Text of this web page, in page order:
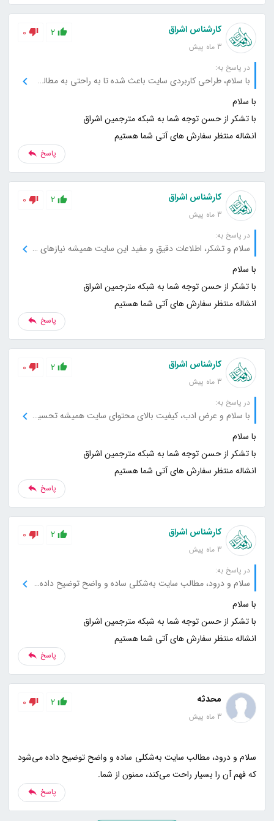
کارشناس اشراق
3 ماه پیش
2
0
در پاسخ به:
با سلام، طراحی کاربردی سایت باعث شده تا به راحتی به مطالب دسترسی پیدا کنم، بسیار ممنونم.
انشاله منتظر سفارش های آتی شما هستیم
پاسخ
کارشناس اشراق
3 ماه پیش
2
0
در پاسخ به:
سلام و تشکر، اطلاعات دقیق و مفید این سایت همیشه نیازهای من را به بهترین شکل برطرف می‌کند، از این بابت متشکرم.
انشاله منتظر سفارش های آتی شما هستیم
پاسخ
کارشناس اشراق
3 ماه پیش
2
0
در پاسخ به:
با سلام و عرض ادب، کیفیت بالای محتوای سایت همیشه تحسین‌برانگیز بوده و برای آن قدردانی می‌کنم.
انشاله منتظر سفارش های آتی شما هستیم
پاسخ
کارشناس اشراق
3 ماه پیش
2
0
در پاسخ به:
سلام و درود، مطالب سایت به‌شکلی ساده و واضح توضیح داده می‌شود که فهم آن را بسیار راحت می‌کند، ممنون از شما.
انشاله منتظر سفارش های آتی شما هستیم
پاسخ
محدثه
3 ماه پیش
2
0
سلام و درود، مطالب سایت به‌شکلی ساده و واضح توضیح داده می‌شود
که فهم آن را بسیار راحت می‌کند، ممنون از شما.
پاسخ